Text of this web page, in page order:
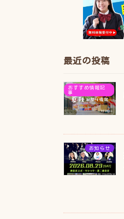
最近の投稿
おすすめ情報記
事
お知らせ